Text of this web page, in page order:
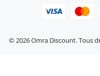
© 2026 Omra Discount. Tous